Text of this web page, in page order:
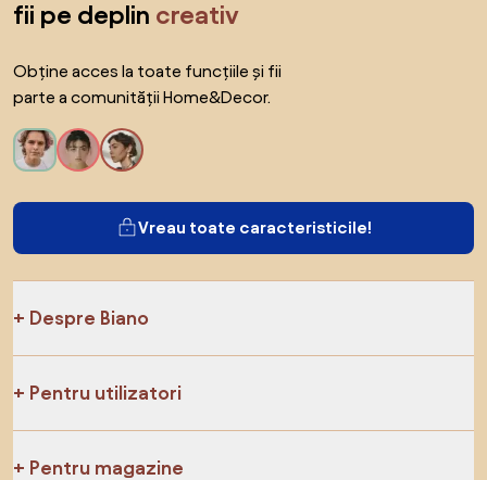
fii pe deplin creativ
Obține acces la toate funcțiile și fii
parte a comunității Home&Decor.
Vreau toate caracteristicile!
Despre Biano
Pentru utilizatori
Pentru magazine